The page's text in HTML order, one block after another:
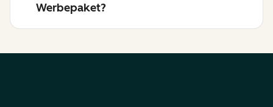
Werbepaket?